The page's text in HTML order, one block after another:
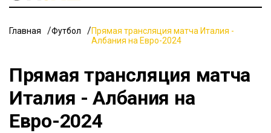
Главная Футбол
Прямая трансляция матча Италия -
Албания на Евро-2024
Прямая трансляция матча
Италия - Албания на
Евро-2024